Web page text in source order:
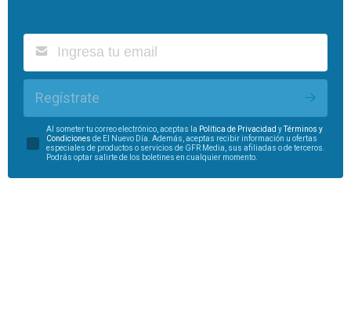
Regístrate
Al someter tu correo electrónico, aceptas la Política de Privacidad yTérminos y
Condiciones de El Nuevo Día. Además, aceptas recibir información u ofertas
especiales de productos o servicios de GFR Media, sus afiliadas o de terceros.
Podrás optar salirte de los boletines en cualquier momento.